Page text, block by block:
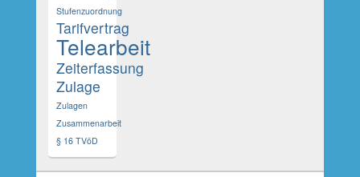
Stufenzuordnung
Tarifvertrag
Telearbeit
Zeiterfassung
Zulage
Zulagen
Zusammenarbeit
§ 16 TVöD